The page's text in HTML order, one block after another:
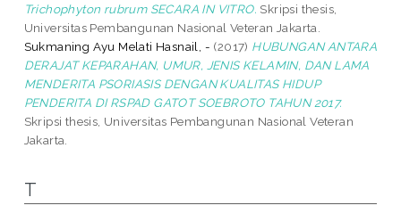
Trichophyton rubrum SECARA IN VITRO. Skripsi thesis,
Universitas Pembangunan Nasional Veteran Jakarta.
Sukmaning Ayu Melati Hasnail, - (2017) HUBUNGAN ANTARA
DERAJAT KEPARAHAN, UMUR, JENIS KELAMIN, DAN LAMA
MENDERITA PSORIASIS DENGAN KUALITAS HIDUP
PENDERITA DI RSPAD GATOT SOEBROTO TAHUN 2017.
Skripsi thesis, Universitas Pembangunan Nasional Veteran
Jakarta.
T